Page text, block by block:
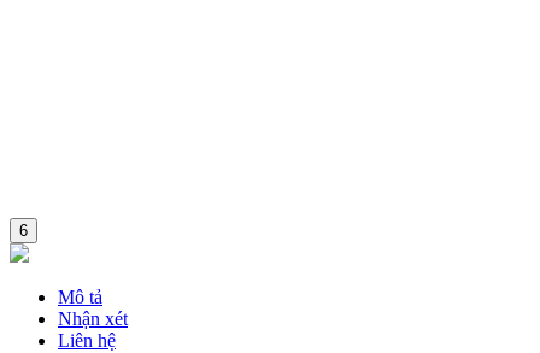
6
Mô tả
Nhận xét
Liên hệ